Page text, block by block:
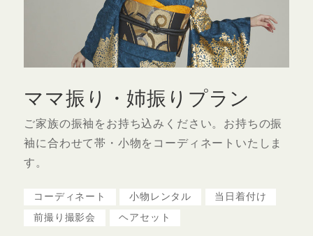
ママ振り・姉振りプラン
ご家族の振袖をお持ち込みください。お持ちの振
袖に合わせて帯・小物をコーディネートいたしま
す。
コーディネート 小物レンタル
当日着付け
前撮り撮影会
ヘアセット